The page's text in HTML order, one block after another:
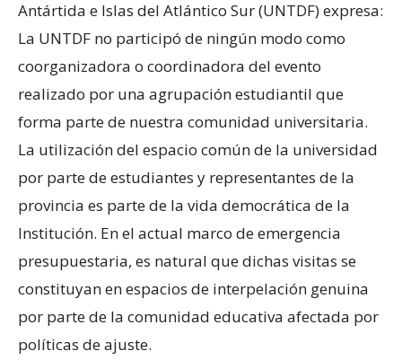
Antártida e Islas del Atlántico Sur (UNTDF) expresa:
La UNTDF no participó de ningún modo como
coorganizadora o coordinadora del evento
realizado por una agrupación estudiantil que
forma parte de nuestra comunidad universitaria.
La utilización del espacio común de la universidad
por parte de estudiantes y representantes de la
provincia es parte de la vida democrática de la
Institución. En el actual marco de emergencia
presupuestaria, es natural que dichas visitas se
constituyan en espacios de interpelación genuina
por parte de la comunidad educativa afectada por
políticas de ajuste.